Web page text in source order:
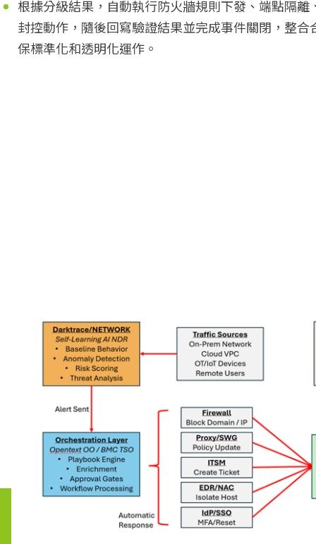
根據分級結果，自動執行防火牆規則下發、端點隔離
封控動作，隨後回寫驗證結果並完成事件關閉，整合
保標準化和透明化運作。